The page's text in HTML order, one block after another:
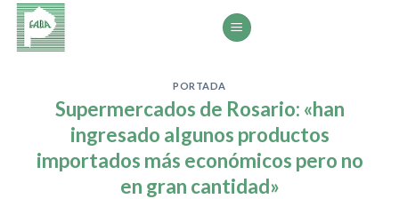
Saltar
contenido
PORTADA
Supermercados de Rosario: «han
ingresado algunos productos
importados más económicos pero no
en gran cantidad»